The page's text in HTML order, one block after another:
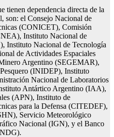
tienen dependencia directa de la
son: el Consejo Nacional de
(CONICET), Comisión
Instituto Nacional de
Instituto Nacional de Tecnología
de Actividades Espaciales
Argentino (SEGEMAR),
(INIDEP), Instituto
Nacional de Laboratorios
Antártico Argentino (IAA),
(APN), Instituto de
para la Defensa (CITEDEF),
Servicio Meteorológico
Nacional (IGN), y el Banco